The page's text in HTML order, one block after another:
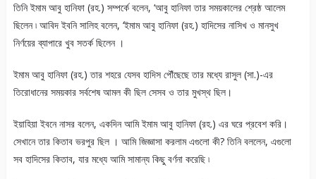
তিনি ইমাম আবু হানিফা (রহ.) সম্পর্কে বলেন, ‘আবু হানিফা তার সময়কালের শ্রেষ্ঠ আলেম
ছিলেন ৷ আবিদ ইবনি সালিহ বলেন, ‘ইমাম আবু হানিফা (রহ.) হাদিসের নাসিখ ও মানসুখ
নির্ণয়ের ব্যাপারে খুব সতর্ক ছিলেন ।
ইমাম আবু হানিফা (রহ.) তার শহরে যেসব হাদিস পৌঁছেছে তার মধ্যে রাসুল (সা.)-এর
তিরোধানের সময়কার সর্বশেষ আমল কী ছিল সেসব ও তার মুখস্থ ছিল।
ইয়াহিয়া ইবনে নাসর বলেন, একদিন আমি ইমাম আবু হানিফা (রহ.) এর ঘরে প্রবেশ করি।
সেখানে তার কিতাব ভরপুর ছিল । আমি জিজ্ঞাসা করলাম এগুলো কী? তিনি বললেন, এগুলো
সব হাদিসের কিতাব, যার মধ্যে আমি সামান্য কিছু বর্ণনা করেছি ৷